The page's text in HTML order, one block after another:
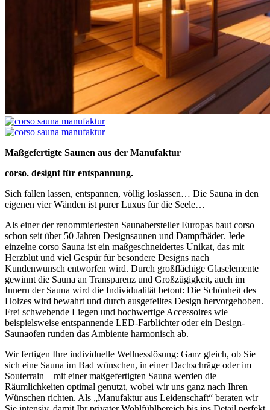
Maßgefertigte Saunen aus der Manufaktur
corso. designt für entspannung.
Sich fallen lassen, entspannen, völlig loslassen… Die Sauna in den
eigenen vier Wänden ist purer Luxus für die Seele…
Als einer der renommiertesten Saunahersteller Europas baut corso
schon seit über 50 Jahren Designsaunen und Dampfbäder. Jede
einzelne corso Sauna ist ein maßgeschneidertes Unikat, das mit
Herzblut und viel Gespür für besondere Designs nach
Kundenwunsch entworfen wird. Durch großflächige Glaselemente
gewinnt die Sauna an Transparenz und Großzügigkeit, auch im
Innern der Sauna wird die Individualität betont: Die Schönheit des
Holzes wird bewahrt und durch ausgefeiltes Design hervorgehoben.
Frei schwebende Liegen und hochwertige Accessoires wie
beispielsweise entspannende LED-Farblichter oder ein Design-
Saunaofen runden das Ambiente harmonisch ab.
Wir fertigen Ihre individuelle Wellnesslösung: Ganz gleich, ob Sie
sich eine Sauna im Bad wünschen, in einer Dachschräge oder im
Souterrain – mit einer maßgefertigten Sauna werden die
Räumlichkeiten optimal genutzt, wobei wir uns ganz nach Ihren
Wünschen richten. Als „Manufaktur aus Leidenschaft“ beraten wir